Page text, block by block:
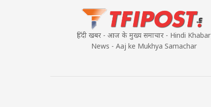
हिंदी खबर - आज के मुख्य समाचार - Hindi Khabar
News - Aaj ke Mukhya Samachar